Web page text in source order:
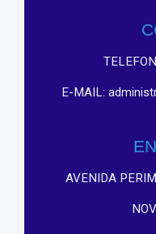
E-MAIL:
AVENIDA